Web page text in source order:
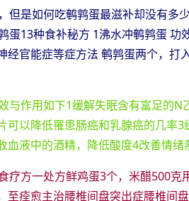
但是如何吃鹌鹑蛋最滋补却没有多
蛋13种食补秘方 1沸水冲鹌鹑蛋
经官能症等症方法 鹌鹑蛋两个，
与作用如下1缓解失眠含有富足的
可以降低罹患肠癌和乳腺癌的几率
血液中的酒精，降低酸度4改善情绪
疗方一处方鲜鸡蛋3个，米醋500
至痊愈主治腰椎间盘突出症腰椎间